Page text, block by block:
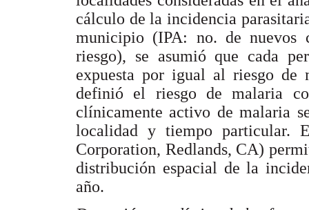
cálculo de la incidencia
municipio (IPA: no. de nuevos
riesgo), se asumió que cada
expuesta por igual al riesgo de
definió el riesgo de malaria
clínicamente activo de malaria
localidad y tiempo particular.
Corporation, Redlands, CA)
distribución espacial de la
año.